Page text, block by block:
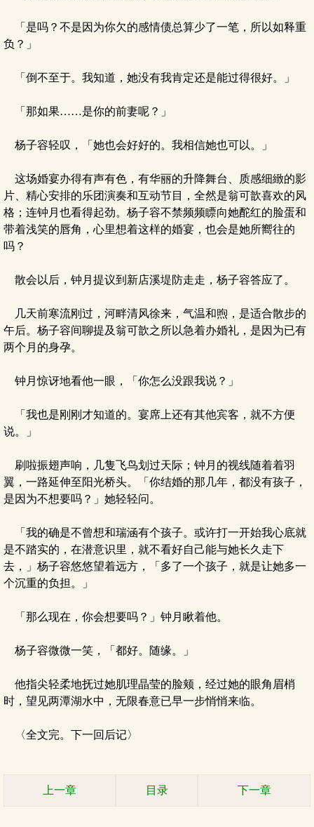
「是吗？不是因为你欠的感情债总算少了一笔，所以如释重
负？」
「倒不至于。我知道，她没有我肯定还是能过得很好。」
「那如果……是你的前妻呢？」
杨子容轻叹，「她也会好好的。我相信她也可以。」
这场婚宴办得有声有色，有华丽的升降舞台、质感细緻的影
片、精心安排的乐团演奏和互动节目，全然是翁可歆喜欢的风
格；连钟月也看得起劲。杨子容不禁频频瞟向她酡红的脸蛋和
带着浅笑的唇角，心里想着这样的婚宴，也会是她所嚮往的
吗？
散会以后，钟月提议到新店溪堤防走走，杨子容答应了。
几天前寒流刚过，河畔清风徐来，气温和煦，是适合散步的
午后。杨子容间聊提及翁可歆之所以急着办婚礼，是因为已有
两个月的身孕。
钟月惊讶地看他一眼，「你怎么没跟我说？」
「我也是刚刚才知道的。宴席上还有其他宾客，就不方便
说。」
刷啦振翅声响，几隻飞鸟划过天际；钟月的视线随着着羽
翼，一路延伸至阳光桥头。「你结婚的那几年，都没有孩子，
是因为不想要吗？」她轻轻问。
「我的确是不曾想和瑞涵有个孩子。或许打一开始我心底就
是不踏实的，在潜意识里，就不看好自己能与她长久走下
去，」杨子容悠悠望着远方，「多了一个孩子，就是让她多一
个沉重的负担。」
「那么现在，你会想要吗？」钟月瞅着他。
杨子容微微一笑，「都好。随缘。」
他指尖轻柔地抚过她肌理晶莹的脸颊，经过她的眼角眉梢
时，望见两潭湖水中，无限春意已早一步悄悄来临。
〈全文完。下一回后记〉
上一章 目录 下一章